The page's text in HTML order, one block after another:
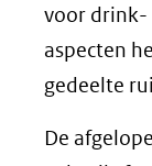
voor drink-
aspecten
gedeelte
De